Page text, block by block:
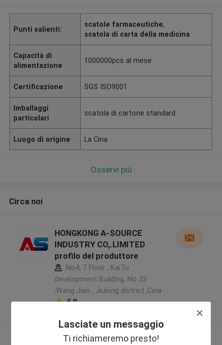
Lasciate un messaggio
Ti richiameremo presto!
Punti salienti:
scatole farmaceutiche,
scatola di carta della medicina
Capacità di
alimentazione
1000000pcs al mese
Certificazione SGS ISO9001
Imballaggi
particolari
scatola di cartone standard
Luogo di origine La Cina
Osservi più
Circa noi
HONGKONG A-SOURCE
INDUSTRY CO,.LIMITED
profilo del produttore
No4, 7 Floor , KaiTu
development Building, No 33
,Wang Jiao , Jiulong district ,Cina
5.0
Osservi più